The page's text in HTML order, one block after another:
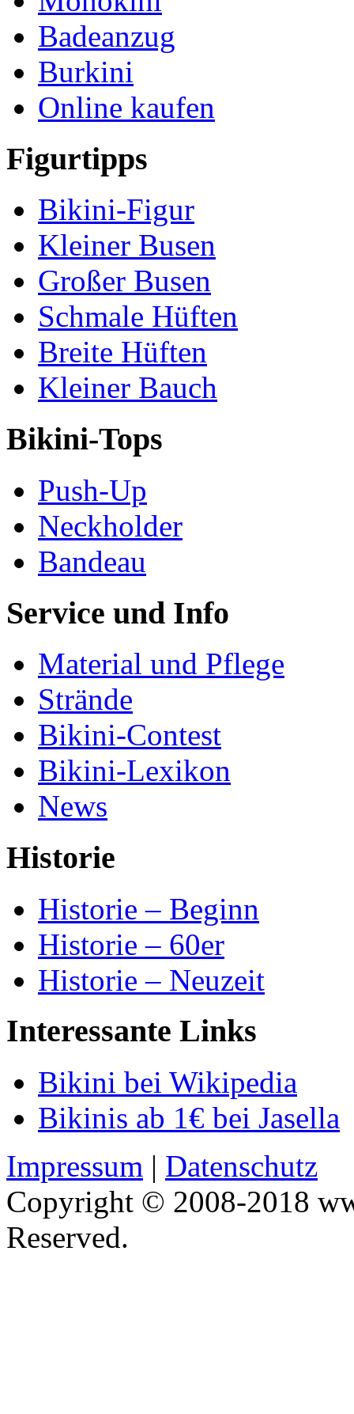
Badeanzug
Burkini
Online kaufen
Figurtipps
Bikini-Figur
Kleiner Busen
Großer Busen
Schmale Hüften
Breite Hüften
Kleiner Bauch
Bikini-Tops
Push-Up
Neckholder
Bandeau
Service und Info
Material und Pflege
Strände
Bikini-Contest
Bikini-Lexikon
News
Historie
Historie – Beginn
Historie – 60er
Historie – Neuzeit
Interessante Links
Bikini bei Wikipedia
Bikinis ab 1€ bei Jasella
Impressum | Datenschutz
Copyright © 2008-2018
Reserved.